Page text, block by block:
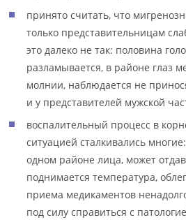
принято считать, что
только представительницам
это далеко не так: половина
разламывается, в районе глаз
молнии, наблюдается не
и у представителей мужской
воспалительный процесс в
ситуацией сталкивались
одном районе лица, может
поднимается температура,
приема медикаментов
под силу справиться с